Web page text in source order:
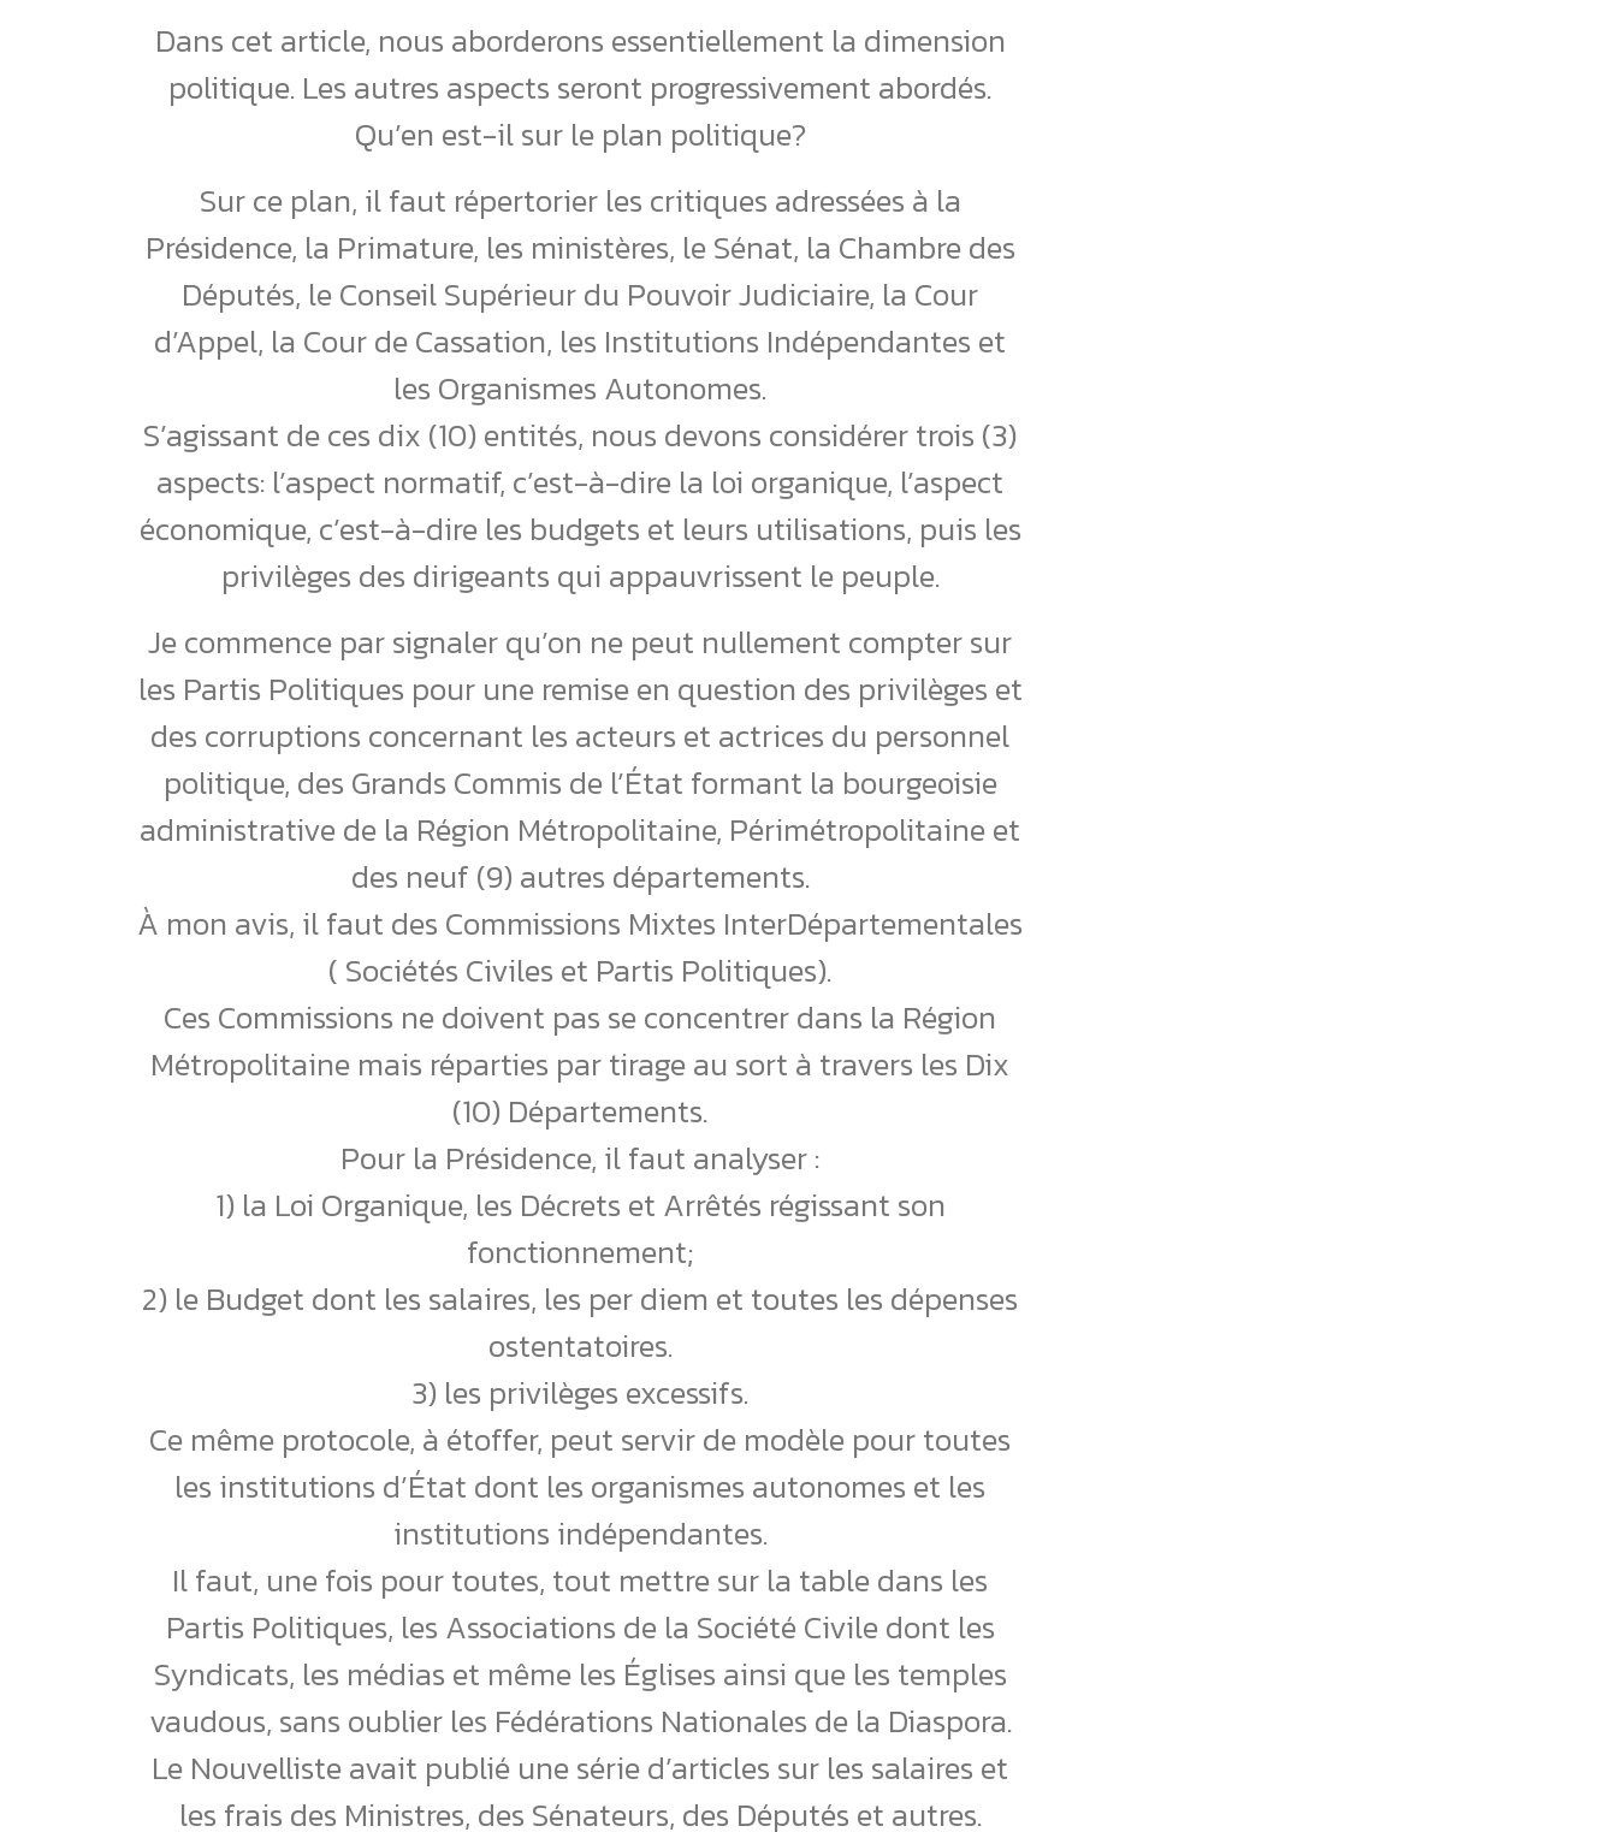
Dans cet article, nous aborderons essentiellement la dimension
politique. Les autres aspects seront progressivement abordés.
Qu’en est-il sur le plan politique?
Sur ce plan, il faut répertorier les critiques adressées à la
Présidence, la Primature, les ministères, le Sénat, la Chambre des
Députés, le Conseil Supérieur du Pouvoir Judiciaire, la Cour
d’Appel, la Cour de Cassation, les Institutions Indépendantes et
les Organismes Autonomes.
S’agissant de ces dix (10) entités, nous devons considérer trois (3)
aspects: l’aspect normatif, c’est-à-dire la loi organique, l’aspect
économique, c’est-à-dire les budgets et leurs utilisations, puis les
privilèges des dirigeants qui appauvrissent le peuple.
Je commence par signaler qu’on ne peut nullement compter sur
les Partis Politiques pour une remise en question des privilèges et
des corruptions concernant les acteurs et actrices du personnel
politique, des Grands Commis de l’État formant la bourgeoisie
administrative de la Région Métropolitaine, Périmétropolitaine et
des neuf (9) autres départements.
À mon avis, il faut des Commissions Mixtes InterDépartementales
( Sociétés Civiles et Partis Politiques).
Ces Commissions ne doivent pas se concentrer dans la Région
Métropolitaine mais réparties par tirage au sort à travers les Dix
(10) Départements.
Pour la Présidence, il faut analyser :
1) la Loi Organique, les Décrets et Arrêtés régissant son
fonctionnement;
2) le Budget dont les salaires, les per diem et toutes les dépenses
ostentatoires.
3) les privilèges excessifs.
Ce même protocole, à étoffer, peut servir de modèle pour toutes
les institutions d’État dont les organismes autonomes et les
institutions indépendantes.
Il faut, une fois pour toutes, tout mettre sur la table dans les
Partis Politiques, les Associations de la Société Civile dont les
Syndicats, les médias et même les Églises ainsi que les temples
vaudous, sans oublier les Fédérations Nationales de la Diaspora.
Le Nouvelliste avait publié une série d’articles sur les salaires et
les frais des Ministres, des Sénateurs, des Députés et autres.